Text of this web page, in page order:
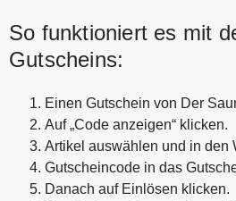
So funktioniert es mit
Gutscheins:
Einen Gutschein von Der
Auf „Code anzeigen“ klicken.
Artikel auswählen und in den
Gutscheincode in das
Danach auf Einlösen klicken.